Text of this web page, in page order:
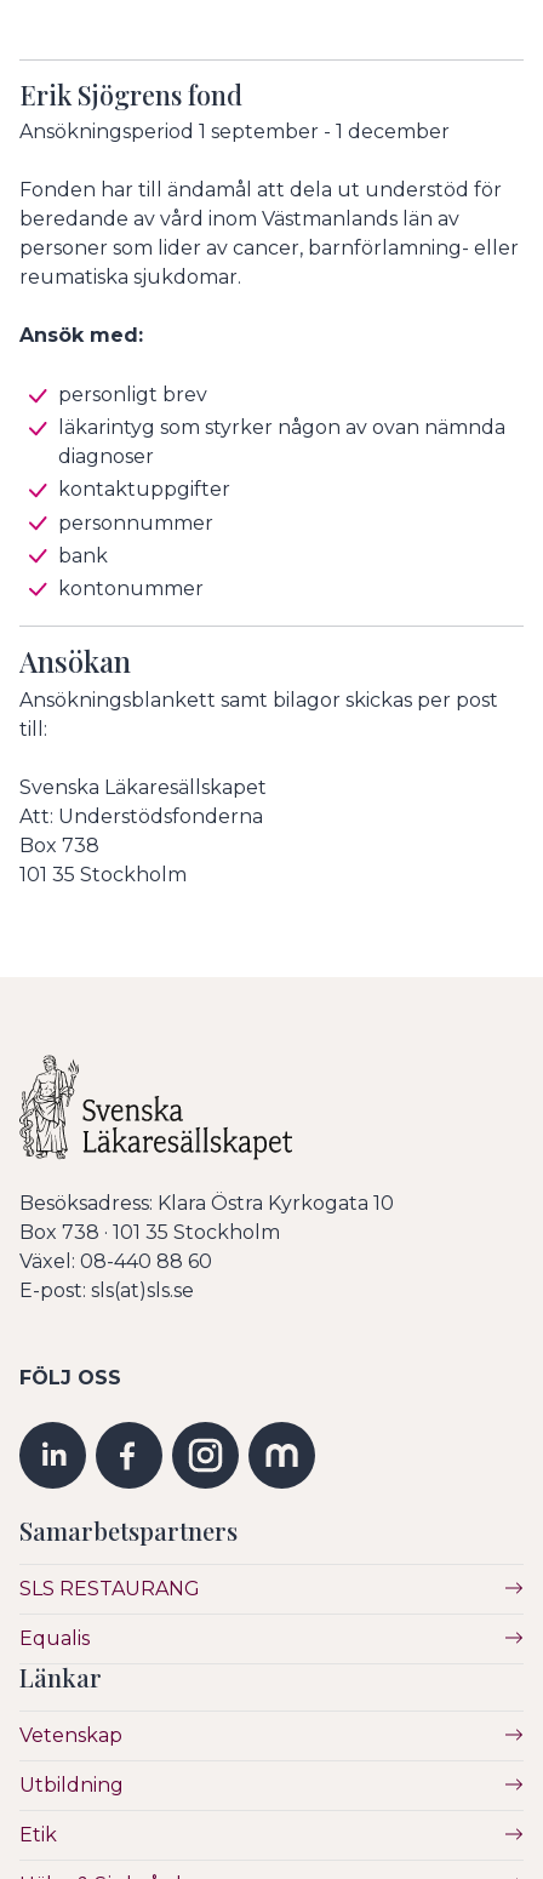
Erik Sjögrens fond
Ansökningsperiod 1 september - 1 december
Fonden har till ändamål att dela ut understöd för
beredande av vård inom Västmanlands län av
personer som lider av cancer, barnförlamning- eller
reumatiska sjukdomar.
Ansök med:
personligt brev
läkarintyg som styrker någon av ovan nämnda
diagnoser
kontaktuppgifter
personnummer
bank
kontonummer
Ansökan
Ansökningsblankett samt bilagor skickas per post
till:
Svenska Läkaresällskapet
Att: Understödsfonderna
Box 738
101 35 Stockholm
Besöksadress: Klara Östra Kyrkogata 10
Box 738 · 101 35 Stockholm
Växel: 08-440 88 60
E-post: sls(at)sls.se
FÖLJ OSS
Samarbetspartners
SLS RESTAURANG
Equalis
Länkar
Vetenskap
Utbildning
Etik